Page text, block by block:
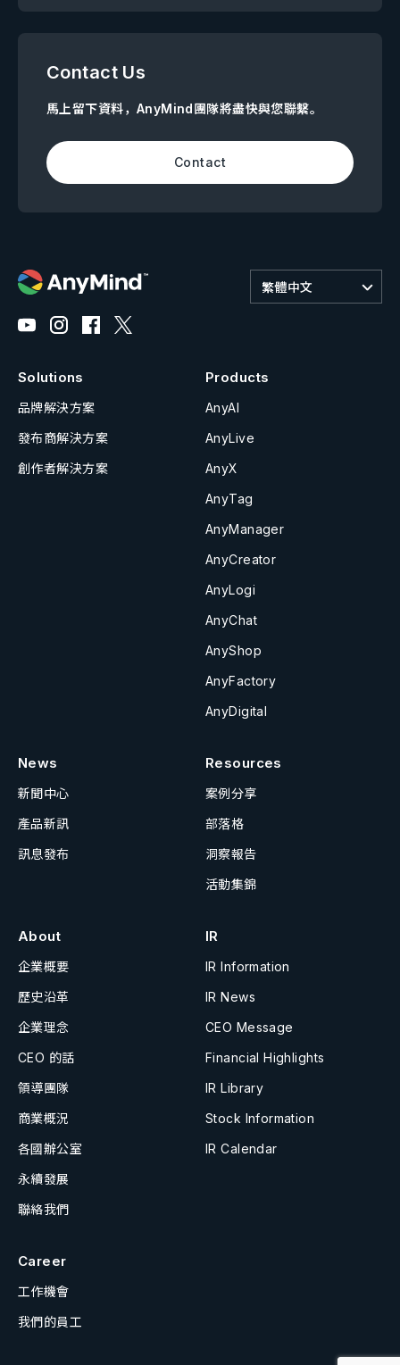
Contact Us
馬上留下資料，AnyMind團隊將盡快與您聯繫。
Contact
繁體中文
Solutions
品牌解決方案
發布商解決方案
創作者解決方案
Products
AnyAI
AnyLive
AnyX
AnyTag
AnyManager
AnyCreator
AnyLogi
AnyChat
AnyShop
AnyFactory
AnyDigital
News
新聞中心
產品新訊
訊息發布
Resources
案例分享
部落格
洞察報告
活動集錦
About
企業概要
歷史沿革
企業理念
CEO 的話
領導團隊
商業概況
各國辦公室
永續發展
聯絡我們
IR
IR Information
IR News
CEO Message
Financial Highlights
IR Library
Stock Information
IR Calendar
Career
工作機會
我們的員工